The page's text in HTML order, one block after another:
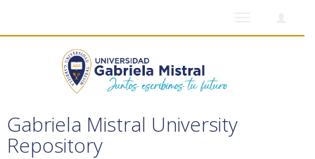
Gabriela Mistral University
Repository